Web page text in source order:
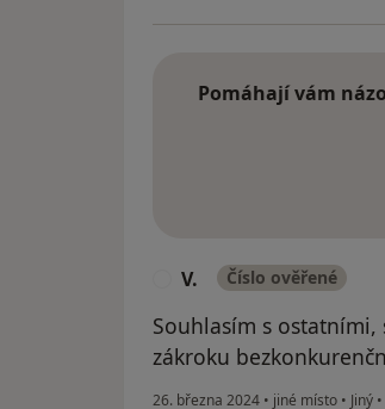
Pomáhají vám
V. Číslo ověřené
Souhlasím s
zákroku
26. března 2024 • jiné místo • Jiný •